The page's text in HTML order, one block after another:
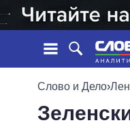
ЛЕНТА
Слово и Дело›